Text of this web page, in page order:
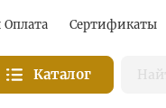
Оплата Сертификаты
Каталог